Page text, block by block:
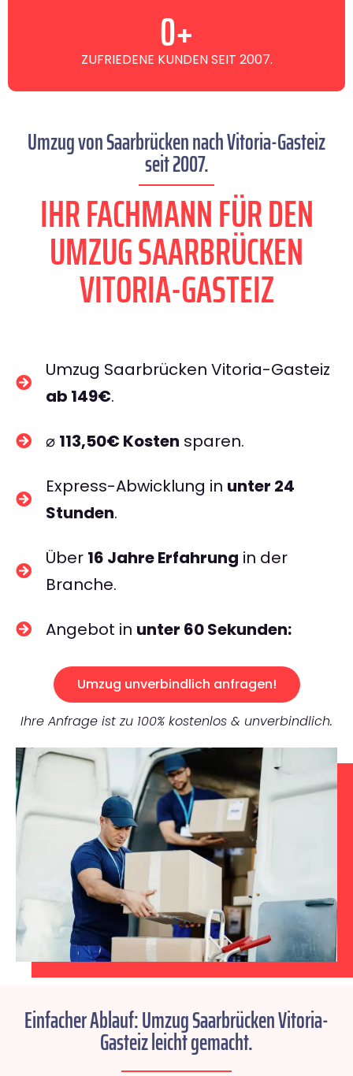
ZUFRIEDENE KUNDEN SEIT 2007.
0+
Umzug von Saarbrücken nach Vitoria-Gasteiz
seit 2007.
IHR FACHMANN FÜR DEN
UMZUG SAARBRÜCKEN
VITORIA-GASTEIZ
Umzug Saarbrücken Vitoria-Gasteiz
ab 149€.
⌀ 113,50€ Kosten sparen.
Express-Abwicklung in unter 24
Stunden.
Über 16 Jahre Erfahrung in der
Branche.
Angebot in unter 60 Sekunden:
Umzug unverbindlich anfragen!
Ihre Anfrage ist zu 100% kostenlos & unverbindlich.
Einfacher Ablauf: Umzug Saarbrücken Vitoria-
Gasteiz leicht gemacht.